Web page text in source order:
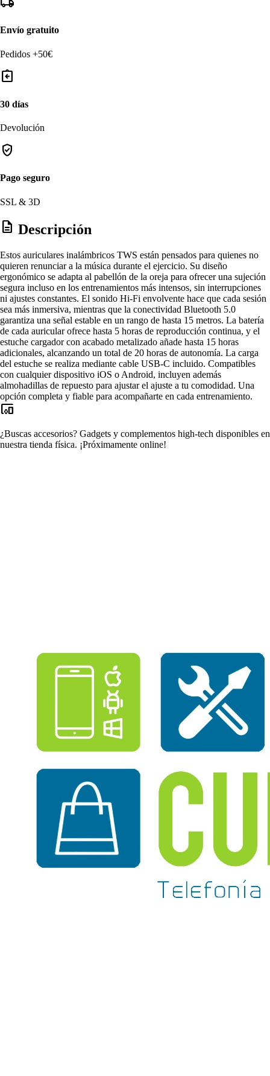
Envío gratuito
Pedidos +50€
assignment_return
30 días
Devolución
verified_user
Pago seguro
SSL & 3D
description Descripción
Estos auriculares inalámbricos TWS están pensados para quienes no
quieren renunciar a la música durante el ejercicio. Su diseño
ergonómico se adapta al pabellón de la oreja para ofrecer una sujeción
segura incluso en los entrenamientos más intensos, sin interrupciones
ni ajustes constantes. El sonido Hi-Fi envolvente hace que cada sesión
sea más inmersiva, mientras que la conectividad Bluetooth 5.0
garantiza una señal estable en un rango de hasta 15 metros. La batería
de cada auricular ofrece hasta 5 horas de reproducción continua, y el
estuche cargador con acabado metalizado añade hasta 15 horas
adicionales, alcanzando un total de 20 horas de autonomía. La carga
del estuche se realiza mediante cable USB-C incluido. Compatibles
con cualquier dispositivo iOS o Android, incluyen además
almohadillas de repuesto para ajustar el ajuste a tu comodidad. Una
opción completa y fiable para acompañarte en cada entrenamiento.
devices_other
¿Buscas accesorios? Gadgets y complementos high-tech disponibles en
nuestra tienda física. ¡Próximamente online!